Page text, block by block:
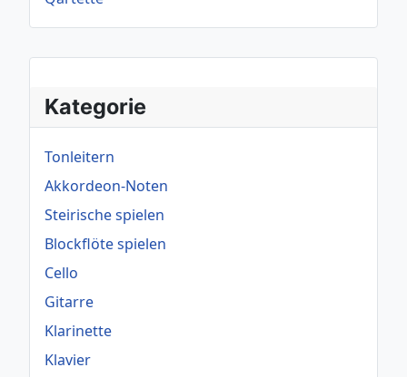
Kategorie
Tonleitern
Akkordeon-Noten
Steirische spielen
Blockflöte spielen
Cello
Gitarre
Klarinette
Klavier